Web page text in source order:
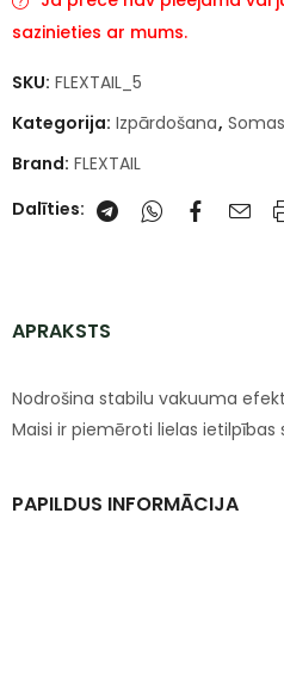
sazinieties ar mums.
SKU: FLEXTAIL_5
Kategorija: Izpārdošana,
Brand: FLEXTAIL
Dalīties:
APRAKSTS
Nodrošina stabilu vakuuma
Maisi ir piemēroti lielas ietilpības
PAPILDUS INFORMĀCIJA